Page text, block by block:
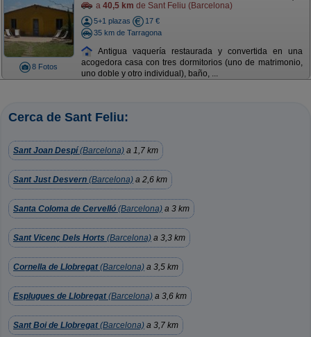
8 Fotos
a 40,5 km de Sant Feliu (Barcelona)
5+1 plazas
17 €
35 km de Tarragona
Antigua vaquería restaurada y convertida en una
acogedora casa con tres dormitorios (uno de matrimonio,
uno doble y otro individual), baño, ...
Cerca de Sant Feliu:
Sant Joan Despí (Barcelona) a 1,7 km
Sant Just Desvern (Barcelona) a 2,6 km
Santa Coloma de Cervelló (Barcelona) a 3 km
Sant Vicenç Dels Horts (Barcelona) a 3,3 km
Cornella de Llobregat(Barcelona) a 3,5 km
Esplugues de Llobregat(Barcelona) a 3,6 km
Sant Boi de Llobregat(Barcelona) a 3,7 km